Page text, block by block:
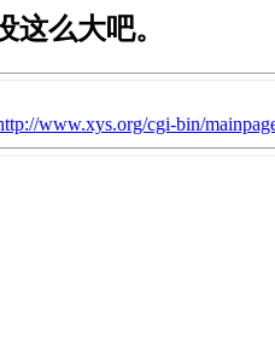
这么大吧。
www.xys.org/cgi-bin/